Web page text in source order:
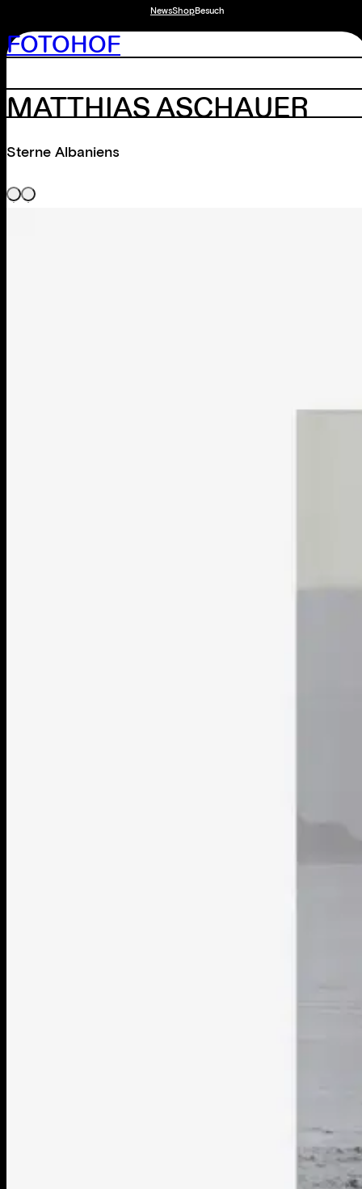
NewsShopBesuch
FOTOHOF
MATTHIAS ASCHAUER
Sterne Albaniens